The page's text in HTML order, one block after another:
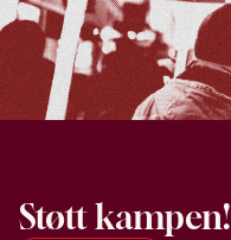
Støtt kampen!